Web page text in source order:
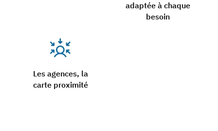
adaptée à chaque
besoin
Les agences, la
carte proximité